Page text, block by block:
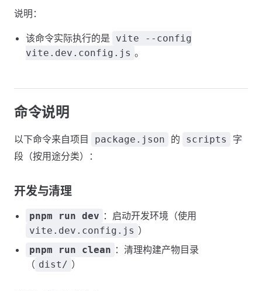
说明：
该命令实际执行的是
vite --config
vite.dev.config.js 。
命令说明
以下命令来自项目 package.json 的 scripts
字
段（按用途分类）：
开发与清理
pnpm run dev ：启动开发环境（使用
vite.dev.config.js ）
pnpm run clean ：清理构建产物目录
（ dist/ ）